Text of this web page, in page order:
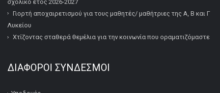
σχολικό έτος 2026-2027
Γιορτή αποχαιρετισμού για τους μαθητές/ μαθήτριες της Α, Β και Γ
Λυκείου
Χτίζοντας σταθερά θεμέλια για την κοινωνία που οραματιζόμαστε
ΔΙΆΦΟΡΟΙ ΣΎΝΔΕΣΜΟΙ